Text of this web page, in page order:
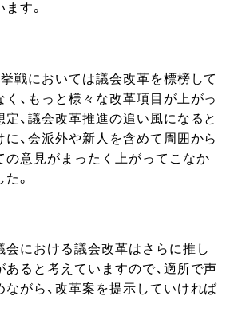
す。
戦においては議会改革を標榜して
、もっと様々な改革項目が上がっ
、議会改革推進の追い風になると
、会派外や新人を含めて周囲から
の意見がまったく上がってこなか
。
会における議会改革はさらに推し
ると考えていますので、適所で声
ながら、改革案を提示していければ